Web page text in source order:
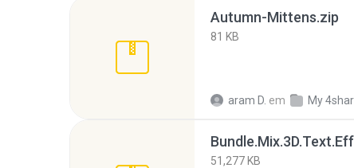
Autumn-Mittens.zip
81 KB
aram D. em My
51,277 KB